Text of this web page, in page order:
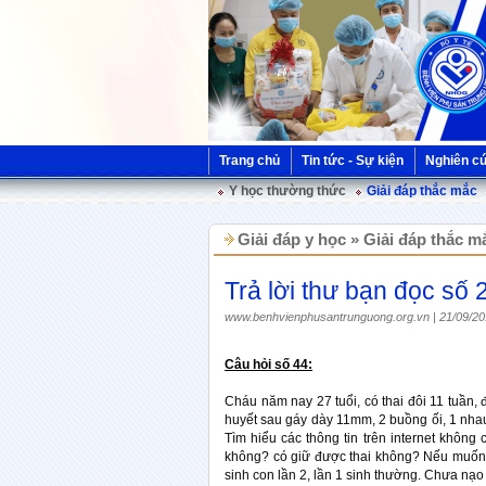
Trang chủ Tin tức - Sự kiện
Nghiên
Y học thường thức
Giải đáp thắc mắc
Giải đáp y học » Giải đáp thắc
Trả lời thư bạn đọc số
www.benhvienphusantrunguong.org.vn | 21/09/
Câu hỏi số 44:
Cháu năm nay 27 tuổi, có thai đôi 11
huyết sau gáy dày 11mm, 2 buồng ối, 1
Tìm hiểu các thông tin trên internet
không? có giữ được thai không? Nếu
sinh con lần 2, lần 1 sinh thường. Chưa